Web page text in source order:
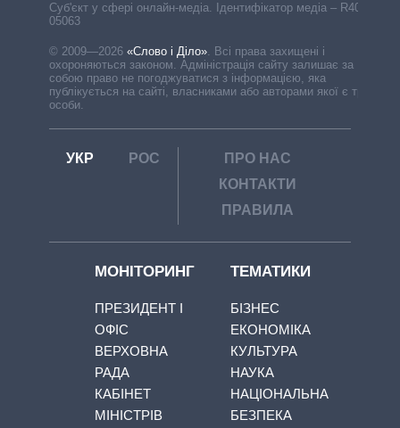
Cуб'єкт у сфері онлайн-медіа. Ідентифікатор медіа – R40-
05063
© 2009—2026 «Слово і Діло». Всі права захищені і
охороняються законом. Адміністрація сайту залишає за
собою право не погоджуватися з інформацією, яка
публікується на сайті, власниками або авторами якої є треті
особи.
УКР РОС
ПРО НАС
КОНТАКТИ
ПРАВИЛА
МОНІТОРИНГ
ПРЕЗИДЕНТ І
ОФІС
ВЕРХОВНА
РАДА
КАБІНЕТ
МІНІСТРІВ
ТЕМАТИКИ
БІЗНЕС
ЕКОНОМІКА
КУЛЬТУРА
НАУКА
НАЦІОНАЛЬНА
БЕЗПЕКА